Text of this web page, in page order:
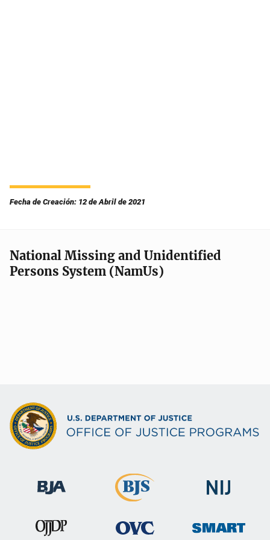
Fecha de Creación: 12 de Abril de 2021
National Missing and Unidentified
Persons System (NamUs)